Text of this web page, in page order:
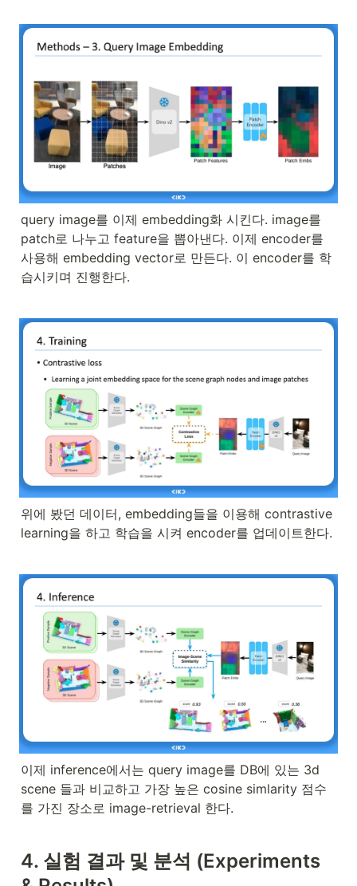
query image를 이제 embedding화 시킨다. image를
patch로 나누고 feature을 뽑아낸다. 이제 encoder를
사용해 embedding vector로 만든다. 이 encoder를 학
습시키며 진행한다.
위에 봤던 데이터, embedding들을 이용해 contrastive
learning을 하고 학습을 시켜 encoder를 업데이트한다.
이제 inference에서는 query image를 DB에 있는 3d
scene 들과 비교하고 가장 높은 cosine simlarity 점수
를 가진 장소로 image-retrieval 한다.
4. 실험 결과 및 분석 (Experiments